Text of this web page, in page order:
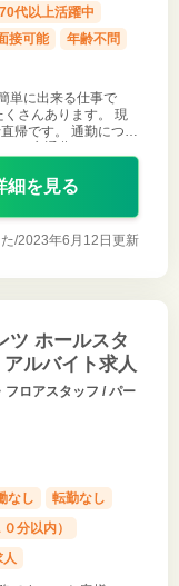
70代以上活躍中
接可能
年齢不問
単に出来る仕事で
さんあります。 現
帰です。 通勤につい
細を見る
/2023年6月12日更新
ツ ホールスタ
ルバイト求人
ロアスタッフ / パー
なし
転勤なし
分以内）
人